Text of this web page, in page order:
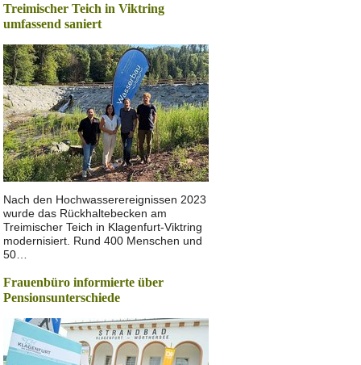
Treimischer Teich in Viktring
umfassend saniert
Nach den Hochwasserereignissen 2023
wurde das Rückhaltebecken am
Treimischer Teich in Klagenfurt-Viktring
modernisiert. Rund 400 Menschen und
50…
Frauenbüro informierte über
Pensionsunterschiede